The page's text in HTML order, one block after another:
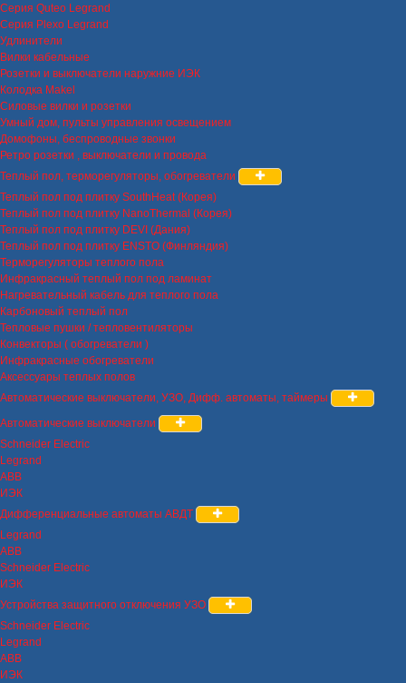
Серия Quteo Legrand
Серия Plexo Legrand
Удлинители
Вилки кабельные
Розетки и выключатели наружние ИЭК
Колодка Makel
Силовые вилки и розетки
Умный дом, пульты управления освещением
Домофоны, беспроводные звонки
Ретро розетки , выключатели и провода
Теплый пол, терморегуляторы, обогреватели
Теплый пол под плитку SouthHeat (Корея)
Теплый пол под плитку NanoThermal (Корея)
Теплый пол под плитку DEVI (Дания)
Теплый пол под плитку ENSTO (Финляндия)
Терморегуляторы теплого пола
Инфракрасный теплый пол под ламинат
Нагревательный кабель для теплого пола
Карбоновый теплый пол
Тепловые пушки / тепловентиляторы
Конвекторы ( обогреватели )
Инфракрасные обогреватели
Аксессуары теплых полов
Автоматические выключатели, УЗО, Дифф. автоматы, таймеры
Автоматические выключатели
Schneider Electric
Legrand
ABB
ИЭК
Дифференциальные автоматы АВДТ
Legrand
ABB
Schneider Electric
ИЭК
Устройства защитного отключения УЗО
Schneider Electric
Legrand
ABB
ИЭК